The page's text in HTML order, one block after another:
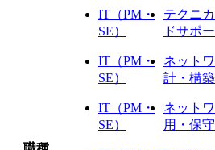
IT（PM・
SE）
テクニ
ドサポ
IT（PM・
SE）
ネット
計・構築
IT（PM・
SE）
ネット
用・保守